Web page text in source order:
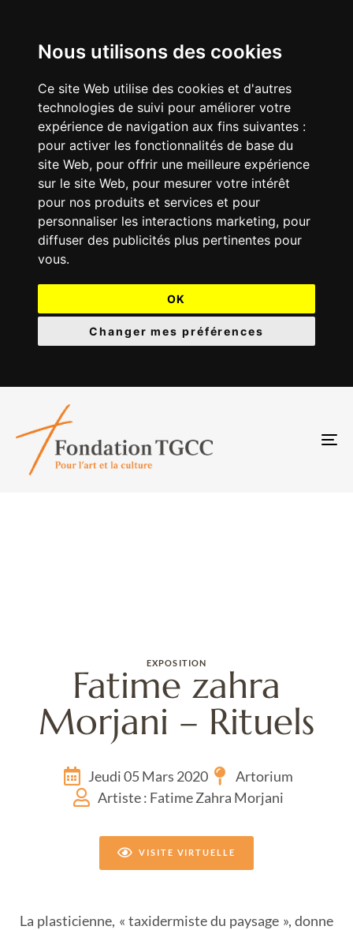
Nous utilisons des cookies
Ce site Web utilise des cookies et d'autres
technologies de suivi pour améliorer votre
expérience de navigation aux fins suivantes :
pour activer les fonctionnalités de base du
site Web, pour offrir une meilleure expérience
sur le site Web, pour mesurer votre intérêt
pour nos produits et services et pour
personnaliser les interactions marketing, pour
diffuser des publicités plus pertinentes pour
vous.
OK
Changer mes préférences
EXPOSITION
Fatime zahra
Morjani – Rituels
Jeudi 05 Mars 2020
Artorium
Artiste : Fatime Zahra Morjani
VISITE VIRTUELLE
La plasticienne, « taxidermiste du paysage », donne